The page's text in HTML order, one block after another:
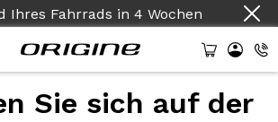
Ihres Fahrrads in 4 Wochen
Sie sich auf der
Präsentation Technologien